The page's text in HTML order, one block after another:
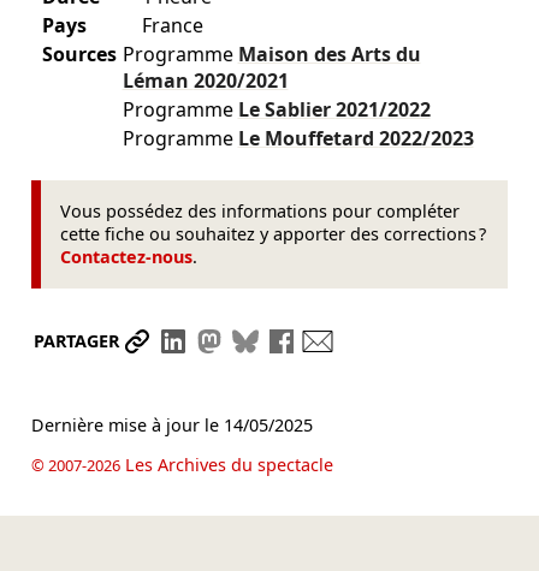
Pays
France
Sources Programme Maison des Arts du
Léman 2020/2021
Programme Le Sablier2021/2022
Programme Le Mouffetard 2022/2023
Vous possédez des informations pour compléter
cette fiche ou souhaitez y apporter des corrections ?
Contactez-nous.
PARTAGER Partager le lien
Partager sur LinkedIn
Partager sur Mastodon
Partager sur Bluesky
Partager sur Facebook
Dernière mise à jour le 14/05/2025
© 2007-2026Les Archives du spectacle